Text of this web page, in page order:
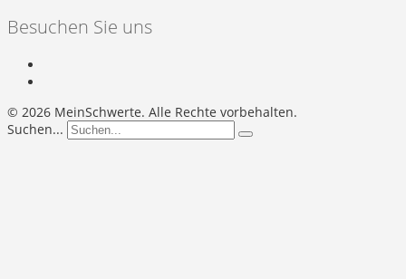
Besuchen Sie uns
© 2026 MeinSchwerte. Alle Rechte vorbehalten.
Suchen...